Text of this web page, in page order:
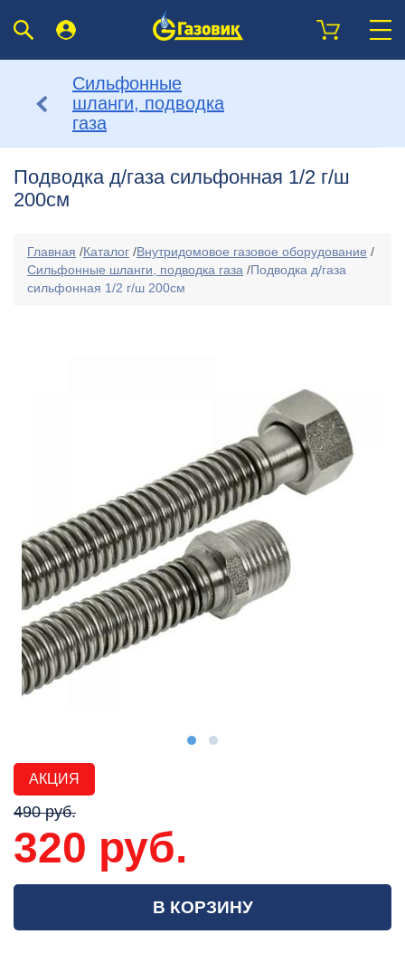
Сильфонные
шланги, подводка
газа
Подводка д/газа сильфонная 1/2 г/ш
200см
Главная /Каталог /Внутридомовое газовое оборудование /
Сильфонные шланги, подводка газа /Подводка д/газа
сильфонная 1/2 г/ш 200см
АКЦИЯ
490 руб.
320 руб.
В КОРЗИНУ